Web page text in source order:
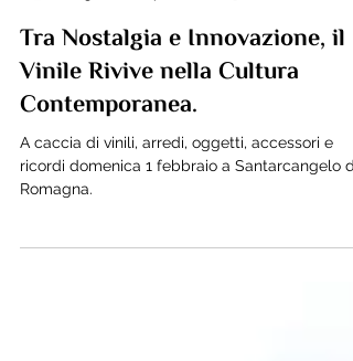
Blu Nautilus
26 gen
Tempo di lettura: 3 min
Tra Nostalgia e Innovazione, il
Vinile Rivive nella Cultura
Contemporanea.
ricordi domenica 1 febbraio a Santarcangelo di